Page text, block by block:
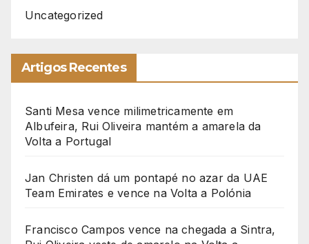
Uncategorized
Artigos Recentes
Santi Mesa vence milimetricamente em
Albufeira, Rui Oliveira mantém a amarela da
Volta a Portugal
Jan Christen dá um pontapé no azar da UAE
Team Emirates e vence na Volta a Polónia
Francisco Campos vence na chegada a Sintra,